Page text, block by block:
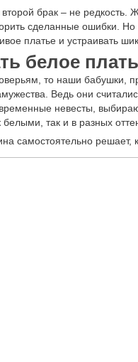
брак – не редкость.
сделанные ошибки.
платье и устраивать
белое
то наши бабушки,
Ведь они
невесты,
белыми, так и в разных
самостоятельно решает,